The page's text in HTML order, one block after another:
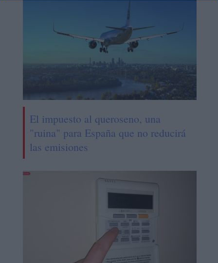
El impuesto al queroseno, una
"ruina" para España que no reducirá
las emisiones